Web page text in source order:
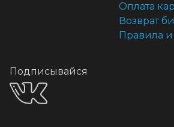
Оплата
Возврат
Правила
Подписывайся